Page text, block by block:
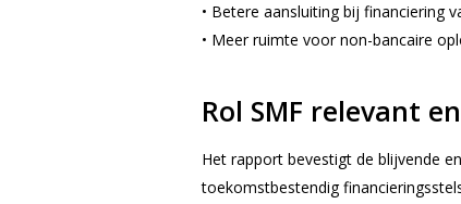
• Betere aansluiting bij financiering
• Meer ruimte voor non-bancaire
Rol SMF relevant
Het rapport bevestigt de blijvende
toekomstbestendig